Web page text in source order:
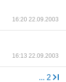
16:20 22.09.2003
16:13 22.09.2003
... 2